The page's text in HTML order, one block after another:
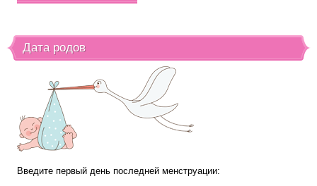
Дата родов
Введите первый день последней менструации: